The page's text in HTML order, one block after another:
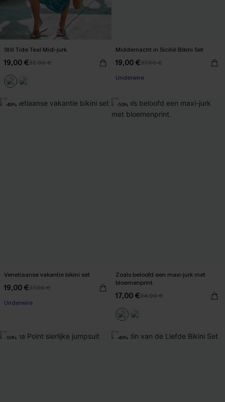
Still Tide Teal Midi-jurk
19,00 €32,00 €
Middernacht in Sicilië Bikini Set
19,00 €37,00 €
Underwire
-49%
Venetiaanse vakantie bikini set
19,00 €37,00 €
Underwire
-50%
Zoals beloofd een maxi-jurk met
bloemenprint.
17,00 €34,00 €
-50% -49%